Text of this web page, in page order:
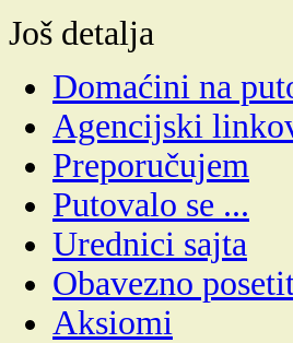
Još detalja
Domaćini na
Agencijski
Preporučujem
Putovalo se ...
Urednici sajta
Obavezno
Aksiomi